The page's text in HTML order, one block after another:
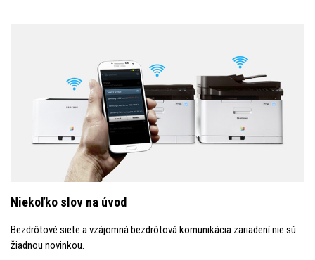
Niekoľko slov na úvod
Bezdrôtové siete a vzájomná bezdrôtová komunikácia zariadení nie sú
žiadnou novinkou.